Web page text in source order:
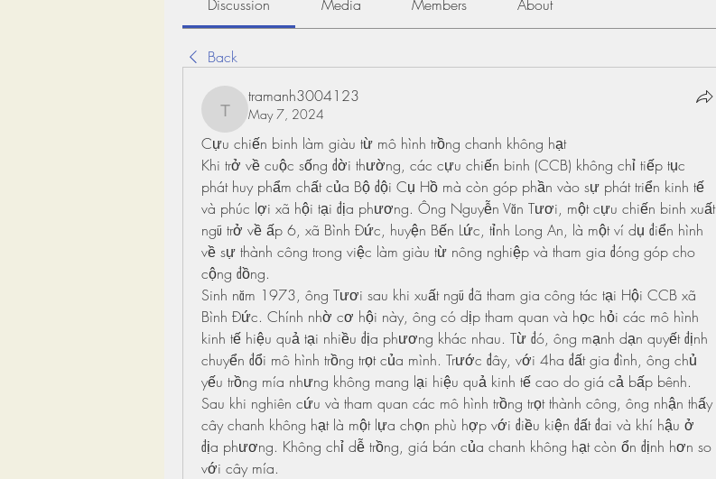
Discussion Media Members About
Back
tramanh3004123
tramanh3004123
May 7, 2024
Cựu chiến binh làm giàu từ mô hình trồng chanh không hạt
Khi trở về cuộc sống đời thường, các cựu chiến binh (CCB) không chỉ tiếp tục
phát huy phẩm chất của Bộ đội Cụ Hồ mà còn góp phần vào sự phát triển kinh tế
và phúc lợi xã hội tại địa phương. Ông Nguyễn Văn Tươi, một cựu chiến binh xuất
ngũ trở về ấp 6, xã Bình Đức, huyện Bến Lức, tỉnh Long An, là một ví dụ điển hình
về sự thành công trong việc làm giàu từ nông nghiệp và tham gia đóng góp cho
cộng đồng.
Sinh năm 1973, ông Tươi sau khi xuất ngũ đã tham gia công tác tại Hội CCB xã
Bình Đức. Chính nhờ cơ hội này, ông có dịp tham quan và học hỏi các mô hình
kinh tế hiệu quả tại nhiều địa phương khác nhau. Từ đó, ông mạnh dạn quyết định
chuyển đổi mô hình trồng trọt của mình. Trước đây, với 4ha đất gia đình, ông chủ
yếu trồng mía nhưng không mang lại hiệu quả kinh tế cao do giá cả bấp bênh.
Sau khi nghiên cứu và tham quan các mô hình trồng trọt thành công, ông nhận thấy
cây chanh không hạt là một lựa chọn phù hợp với điều kiện đất đai và khí hậu ở
địa phương. Không chỉ dễ trồng, giá bán của chanh không hạt còn ổn định hơn so
với cây mía.